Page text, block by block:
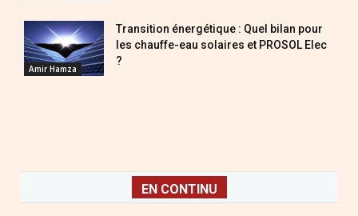
Amir Hamza
Transition énergétique : Quel bilan pour
les chauffe-eau solaires et PROSOL Elec
?
EN CONTINU